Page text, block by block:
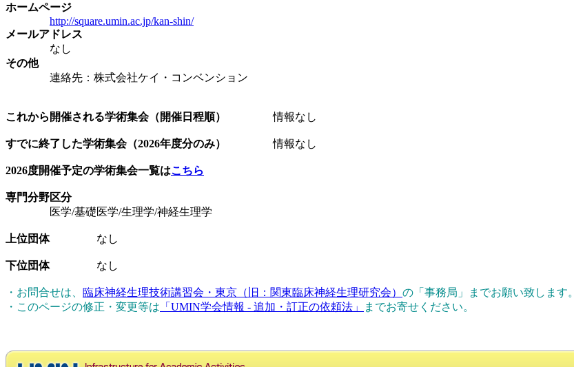
ホームページ
http://square.umin.ac.jp/kan-shin/
メールアドレス
なし
その他
連絡先：株式会社ケイ・コンベンション
これから開催される学術集会（開催日程順） 情報なし
すでに終了した学術集会（2026年度分のみ） 情報なし
2026度開催予定の学術集会一覧はこちら
専門分野区分
医学/基礎医学/生理学/神経生理学
上位団体なし
下位団体なし
・お問合せは、 臨床神経生理技術講習会・東京（旧：関東臨床神経生理研究会） の「事務局」までお願い致します。
・このページの修正・変更等は 「UMIN学会情報 - 追加・訂正の依頼法」 までお寄せください。